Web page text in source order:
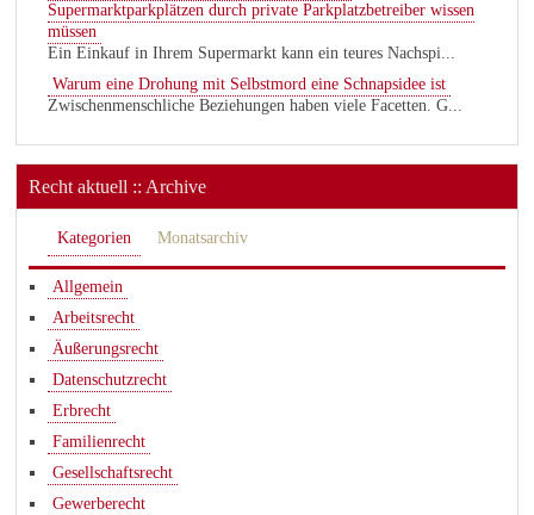
Supermarktparkplätzen durch private Parkplatzbetreiber wissen
müssen
Ein Einkauf in Ihrem Supermarkt kann ein teures Nachspi...
Warum eine Drohung mit Selbstmord eine Schnapsidee ist
Zwischenmenschliche Beziehungen haben viele Facetten. G...
Recht aktuell :: Archive
Kategorien Monatsarchiv
Allgemein
Arbeitsrecht
Äußerungsrecht
Datenschutzrecht
Erbrecht
Familienrecht
Gesellschaftsrecht
Gewerberecht